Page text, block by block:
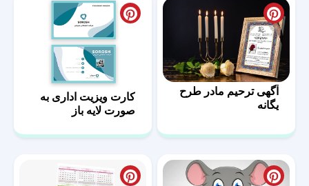
آگهی ترحیم مادر طرح
یگانه
کارت ویزیت اداری به
صورت لایه باز